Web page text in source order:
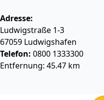
Adresse:
Ludwigstraße 1-3
67059 Ludwigshafen
Telefon: 0800 1333300
Entfernung: 45.47 km